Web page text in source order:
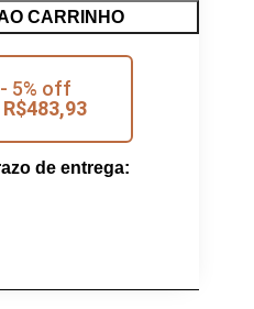
CARRINHO
5% off
R$483,93
de entrega: